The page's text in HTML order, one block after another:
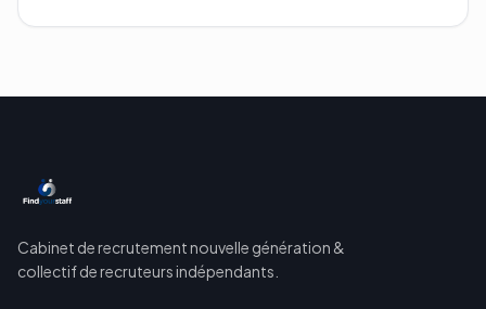
Cabinet de recrutement nouvelle génération &
collectif de recruteurs indépendants.